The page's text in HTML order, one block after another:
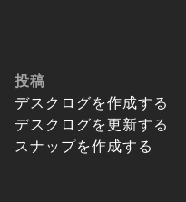
投稿
デスクログを作成する
デスクログを更新する
スナップを作成する